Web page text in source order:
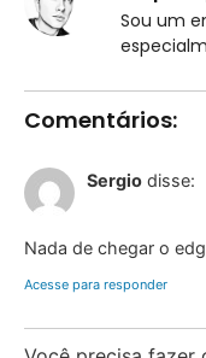
Sou um
Comentários:
Sergio disse:
Nada de chegar o
Acesse para responder